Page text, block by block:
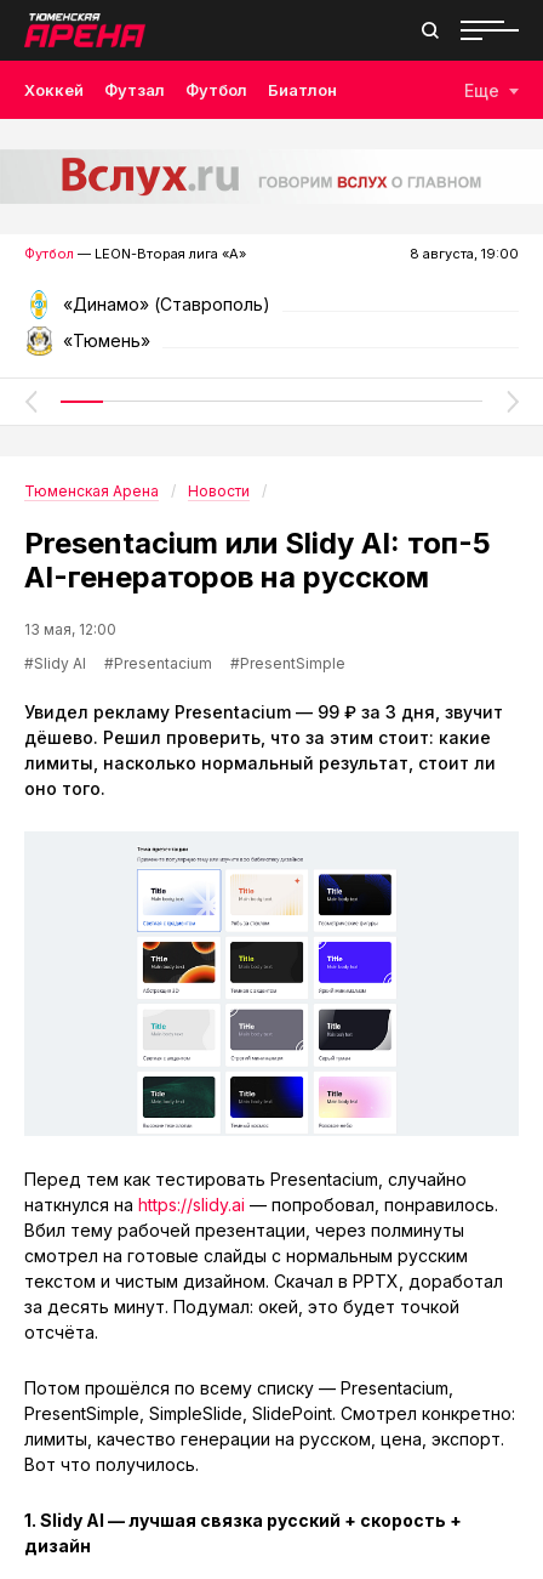
Хоккей Футзал Футбол Биатлон Еще
Футбол — LEON-Вторая лига «А» 8 августа, 19:00
«Динамо» (Ставрополь)
«Тюмень»
Тюменская Арена Новости
Presentacium или Slidy AI: топ-5
AI-генераторов на русском
13 мая, 12:00
#Slidy AI
#Presentacium #PresentSimple
Увидел рекламу Presentacium — 99 ₽ за 3 дня, звучит
дёшево. Решил проверить, что за этим стоит: какие
лимиты, насколько нормальный результат, стоит ли
оно того.
Перед тем как тестировать Presentacium, случайно
наткнулся на https://slidy.ai — попробовал, понравилось.
Вбил тему рабочей презентации, через полминуты
смотрел на готовые слайды с нормальным русским
текстом и чистым дизайном. Скачал в PPTX, доработал
за десять минут. Подумал: окей, это будет точкой
отсчёта.
Потом прошёлся по всему списку — Presentacium,
PresentSimple, SimpleSlide, SlidePoint. Смотрел конкретно:
лимиты, качество генерации на русском, цена, экспорт.
Вот что получилось.
1. Slidy AI — лучшая связка русский + скорость +
дизайн